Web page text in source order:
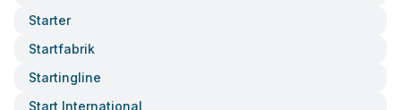
Starter
Startfabrik
Startingline
Start International